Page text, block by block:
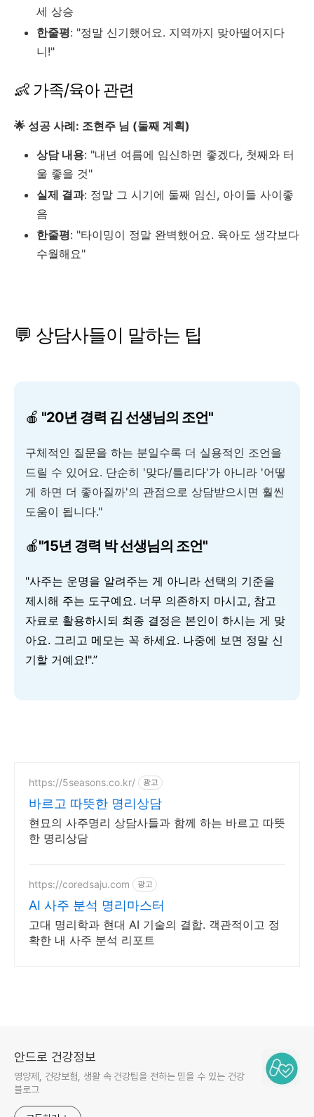
세 상승
한줄평: "정말 신기했어요. 지역까지 맞아떨어지다
니!"
👶 가족/육아 관련
🌟 성공 사례: 조현주 님 (둘째 계획)
상담 내용: "내년 여름에 임신하면 좋겠다, 첫째와 터
울 좋을 것"
실제 결과: 정말 그 시기에 둘째 임신, 아이들 사이좋
음
한줄평: "타이밍이 정말 완벽했어요. 육아도 생각보다
수월해요"
💬 상담사들이 말하는 팁
🍎 "20년 경력 김 선생님의 조언"
구체적인 질문을 하는 분일수록 더 실용적인 조언을
드릴 수 있어요. 단순히 '맞다/틀리다'가 아니라 '어떻
게 하면 더 좋아질까'의 관점으로 상담받으시면 훨씬
도움이 됩니다."
🍎"15년 경력 박 선생님의 조언"
"사주는 운명을 알려주는 게 아니라 선택의 기준을
제시해 주는 도구예요. 너무 의존하지 마시고, 참고
자료로 활용하시되 최종 결정은 본인이 하시는 게 맞
아요. 그리고 메모는 꼭 하세요. 나중에 보면 정말 신
기할 거예요!".”
https://5seasons.co.kr/ 광고
바르고 따뜻한 명리상담
현묘의 사주명리 상담사들과 함께 하는 바르고 따뜻
한 명리상담
https://coredsaju.com 광고
AI 사주 분석 명리마스터
고대 명리학과 현대 AI 기술의 결합. 객관적이고 정
확한 내 사주 분석 리포트
안드로 건강정보
영양제, 건강보험, 생활 속 건강팁을 전하는 믿을 수 있는 건강
블로그